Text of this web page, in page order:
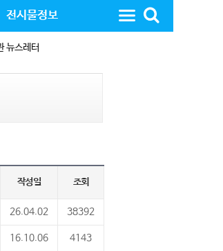
뉴스레터
전시물정보
작성일 조회
26.04.02 38392
16.10.06 4143